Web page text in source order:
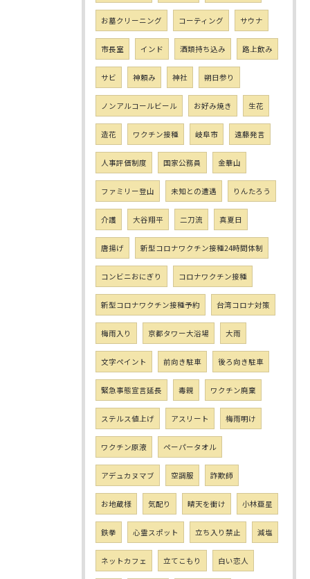
お墓クリーニング コーティング サウナ
市長室 インド 酒類持ち込み 路上飲み
サビ 神頼み 神社 朔日参り
ノンアルコールビール お好み焼き 生花
造花 ワクチン接種 岐阜市 遠藤発言
人事評価制度 国家公務員 金華山
ファミリー登山 未知との遭遇 りんたろう
介護 大谷翔平 二刀流 真夏日
唐揚げ 新型コロナワクチン接種24時間体制
コンビニおにぎり コロナワクチン接種
新型コロナワクチン接種予約 台湾コロナ対策
梅雨入り 京都タワー大浴場 大雨
文字ペイント 前向き駐車 後ろ向き駐車
緊急事態宣言延長 毒親 ワクチン廃棄
ステルス値上げ アスリート 梅雨明け
ワクチン原液 ペーパータオル
アデュカヌマブ 空調服 詐欺師
お地蔵様 気配り 晴天を衝け 小林亜星
鉄拳 心霊スポット 立ち入り禁止 減塩
ネットカフェ 立てこもり 白い恋人